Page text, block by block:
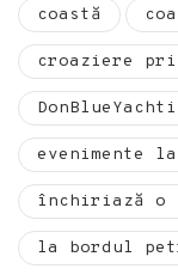
coastă
croaziere
evenimente
închiriază o
la bordul